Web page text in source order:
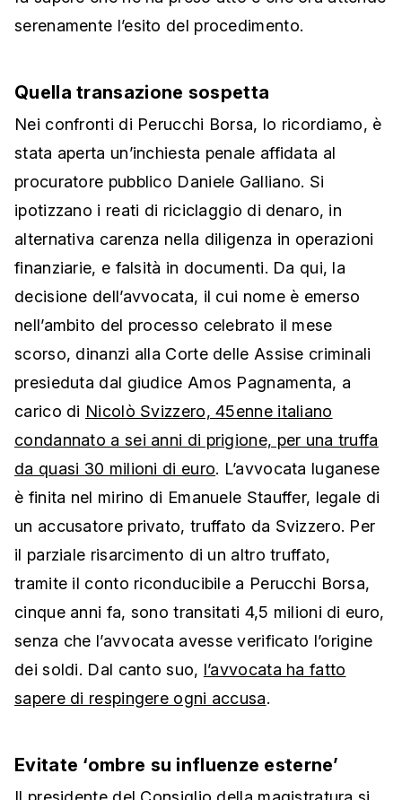
serenamente l’esito del procedimento.
Quella transazione sospetta
Nei confronti di Perucchi Borsa, lo ricordiamo, è
stata aperta un’inchiesta penale affidata al
procuratore pubblico Daniele Galliano. Si
ipotizzano i reati di riciclaggio di denaro, in
alternativa carenza nella diligenza in operazioni
finanziarie, e falsità in documenti. Da qui, la
decisione dell’avvocata, il cui nome è emerso
nell’ambito del processo celebrato il mese
scorso, dinanzi alla Corte delle Assise criminali
presieduta dal giudice Amos Pagnamenta, a
carico di Nicolò Svizzero, 45enne italiano
condannato a sei anni di prigione, per una truffa
da quasi 30 milioni di euro. L’avvocata luganese
è finita nel mirino di Emanuele Stauffer, legale di
un accusatore privato, truffato da Svizzero. Per
il parziale risarcimento di un altro truffato,
tramite il conto riconducibile a Perucchi Borsa,
cinque anni fa, sono transitati 4,5 milioni di euro,
senza che l’avvocata avesse verificato l’origine
dei soldi. Dal canto suo, l’avvocata ha fatto
sapere di respingere ogni accusa.
Evitate ‘ombre su influenze esterne’